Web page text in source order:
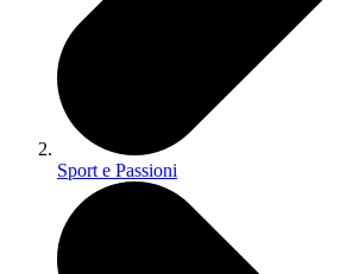
Sport e Passioni